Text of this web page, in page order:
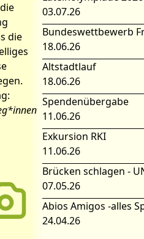
die
03.07.26
18.06.26
Altstadtlauf
18.06.26
Spendenübergabe
11.06.26
Exkursion RKI
11.06.26
07.05.26
24.04.26